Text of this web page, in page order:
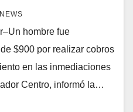
hombre fue
$900 por realizar cobros
en las inmediaciones
Centro, informó la…